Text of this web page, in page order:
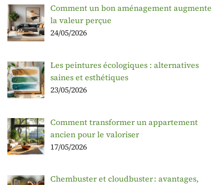
Comment un bon aménagement augmente
la valeur perçue
24/05/2026
Les peintures écologiques : alternatives
saines et esthétiques
23/05/2026
Comment transformer un appartement
ancien pour le valoriser
17/05/2026
Chembuster et cloudbuster : avantages,